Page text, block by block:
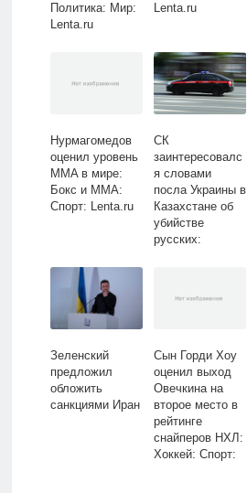
Политика: Мир:
Lenta.ru
Lenta.ru
Нурмагомедов
оценил уровень
MMA в мире:
Бокс и ММА:
Спорт: Lenta.ru
СК
заинтересовалс
я словами
посла Украины в
Казахстане об
убийстве
русских:
Lenta.ru
Зеленский
предложил
обложить
санкциями Иран
Сын Горди Хоу
оценил выход
Овечкина на
второе место в
рейтинге
снайперов НХЛ:
Хоккей: Спорт: